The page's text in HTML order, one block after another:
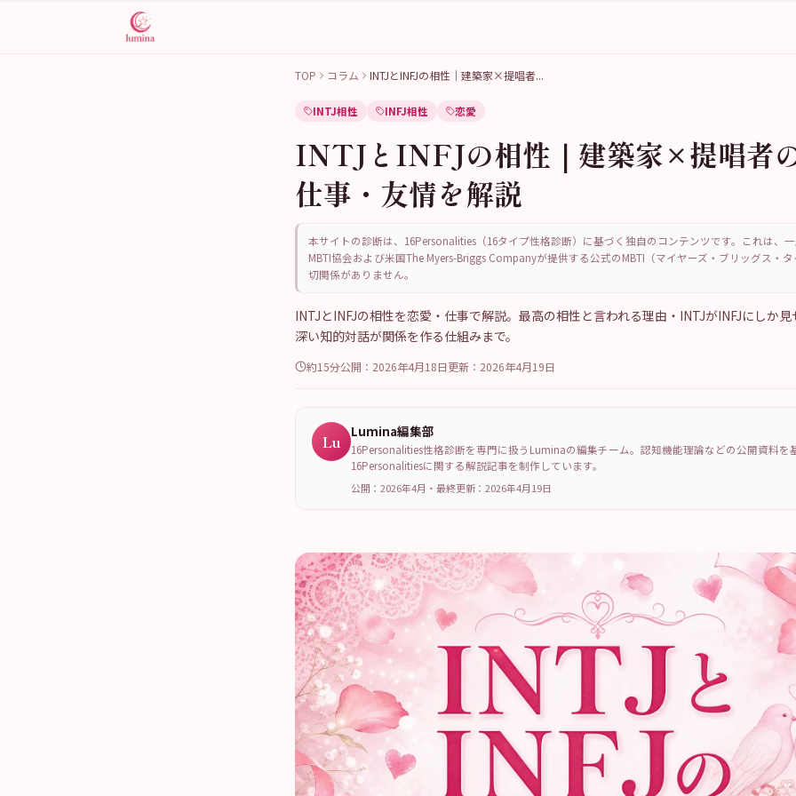
TOP コラム INTJとINFJの相性｜建築家×提唱者...
INTJ相性 INFJ相性 恋愛
INTJとINFJの相性｜建築家×提唱者
仕事・友情を解説
本サイトの診断は、16Personalities（16タイプ性格診断）に基づく独自のコンテンツです。これは、
MBTI協会および米国The Myers-Briggs Companyが提供する公式のMBTI（マイヤーズ・ブリッグス・
切関係がありません。
INTJとINFJの相性を恋愛・仕事で解説。最高の相性と言われる理由・INTJがINFJにしか
深い知的対話が関係を作る仕組みまで。
約15分公開： 2026年4月18日更新： 2026年4月19日
Lu Lumina編集部
16Personalities性格診断を専門に扱うLuminaの編集チーム。認知機能理論などの公開資料を
16Personalitiesに関する解説記事を制作しています。
公開：2026年4月 ・ 最終更新： 2026年4月19日